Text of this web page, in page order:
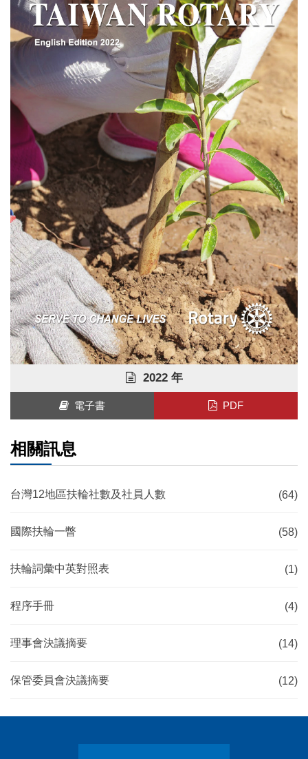
2022 年
電子書 PDF
相關訊息
台灣12地區扶輪社數及社員人數 (64)
國際扶輪一瞥 (58)
扶輪詞彙中英對照表 (1)
程序手冊 (4)
理事會決議摘要 (14)
保管委員會決議摘要 (12)